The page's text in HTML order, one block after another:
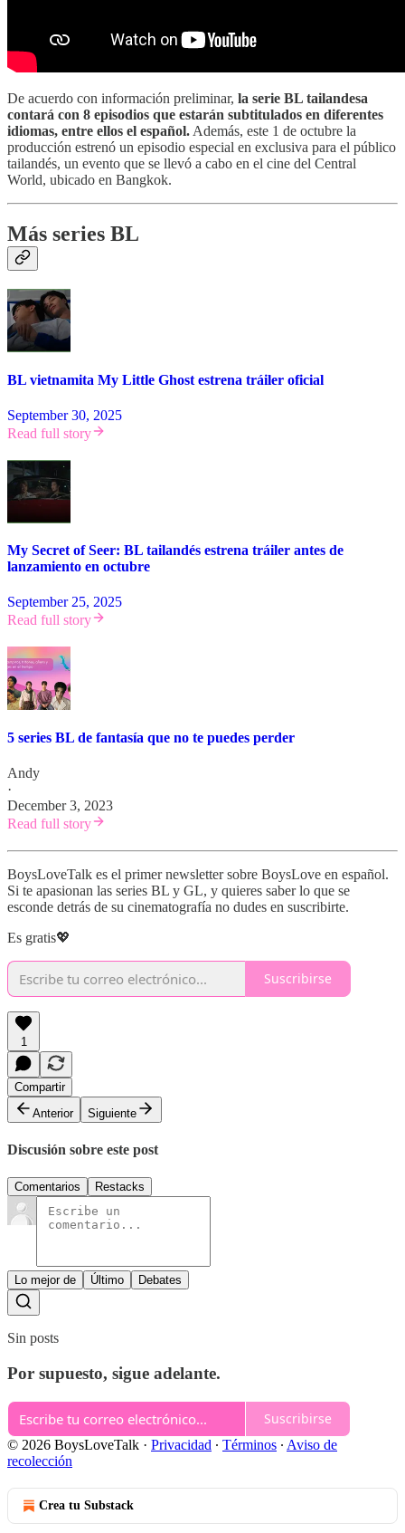
De acuerdo con información preliminar, la serie BL tailandesa
contará con 8 episodios que estarán subtitulados en diferentes
idiomas, entre ellos el español. Además, este 1 de octubre la
producción estrenó un episodio especial en exclusiva para el público
tailandés, un evento que se llevó a cabo en el cine del Central
World, ubicado en Bangkok.
Más series BL
BL vietnamita My Little Ghost estrena tráiler oficial
September 30, 2025
Read full story
My Secret of Seer: BL tailandés estrena tráiler antes de
lanzamiento en octubre
September 25, 2025
Read full story
5 series BL de fantasía que no te puedes perder
Andy
·
December 3, 2023
Read full story
BoysLoveTalk es el primer newsletter sobre BoysLove en español.
Si te apasionan las series BL y GL, y quieres saber lo que se
esconde detrás de su cinematografía no dudes en suscribirte.
Es gratis💖
Suscribirse
1
Compartir
Anterior
Siguiente
Discusión sobre este post
Comentarios Restacks
Lo mejor de Último Debates
Sin posts
Por supuesto, sigue adelante.
Suscribirse
© 2026 BoysLoveTalk · Privacidad ∙ Términos ∙ Aviso de
recolección
Crea tu Substack